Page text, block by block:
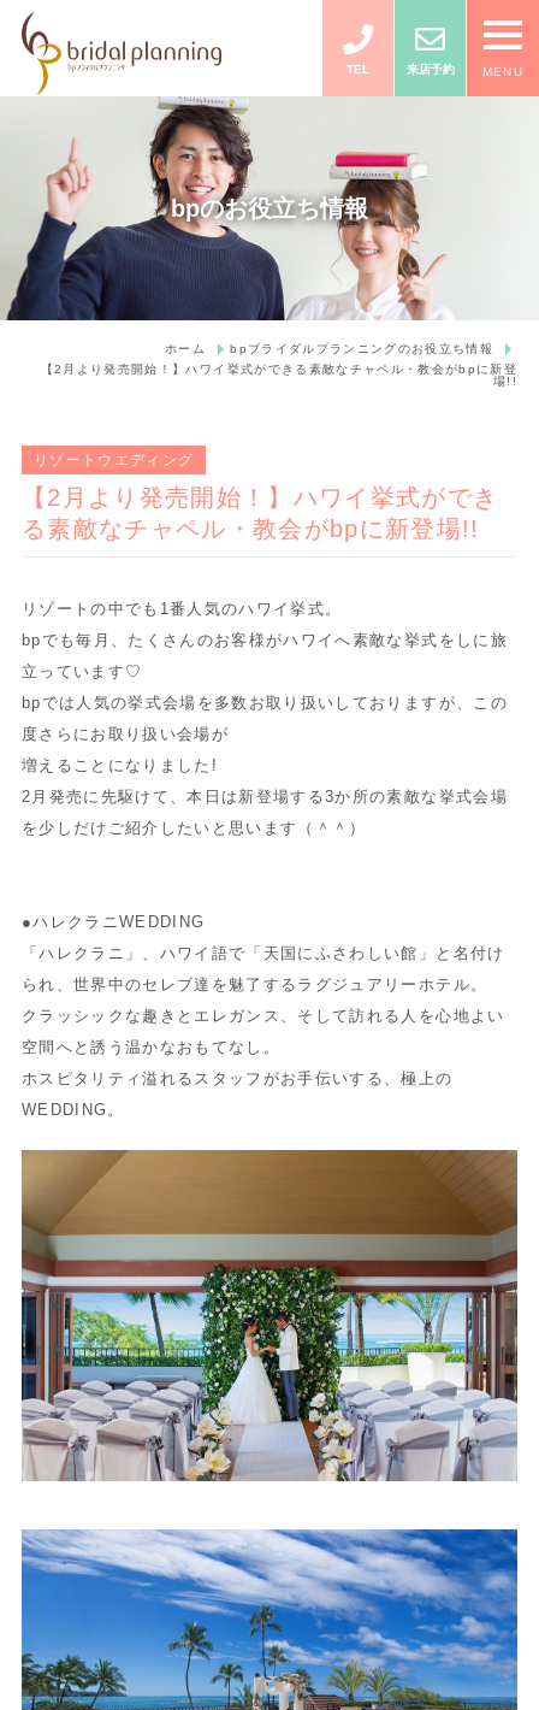
TEL 来店予約 MENU
bpのお役立ち情報
ホーム
bpブライダルプランニングのお役立ち情報
【2月より発売開始！】ハワイ挙式ができる素敵なチャペル・教会がbpに新登
場!!
リゾートウエディング
【2月より発売開始！】ハワイ挙式ができ
る素敵なチャペル・教会がbpに新登場!!
リゾートの中でも1番人気のハワイ挙式。
bpでも毎月、たくさんのお客様がハワイへ素敵な挙式をしに旅
立っています♡
bpでは人気の挙式会場を多数お取り扱いしておりますが、この
度さらにお取り扱い会場が
増えることになりました!
2月発売に先駆けて、本日は新登場する3か所の素敵な挙式会場
を少しだけご紹介したいと思います（＾＾）
●ハレクラニWEDDING
「ハレクラニ」、ハワイ語で「天国にふさわしい館」と名付け
られ、世界中のセレブ達を魅了するラグジュアリーホテル。
クラッシックな趣きとエレガンス、そして訪れる人を心地よい
空間へと誘う温かなおもてなし。
ホスピタリティ溢れるスタッフがお手伝いする、極上の
WEDDING。